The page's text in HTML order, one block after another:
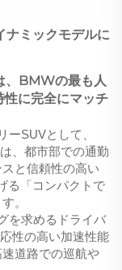
ミックモデルに
、BMWの最も人
性に完全にマッチ
ーSUVとして、
、都市部での通勤
と信頼性の高い
る「コンパクトで
。
を求めるドライバ
性の高い加速性能
道路での巡航や